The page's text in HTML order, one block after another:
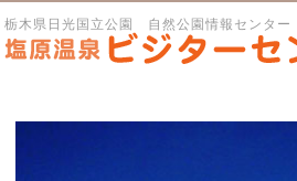
栃木県日光国立公園 自然公園情報センター